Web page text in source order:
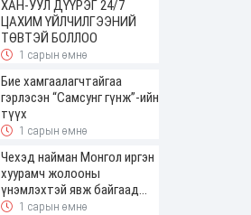
ХАН-УУЛ ДҮҮРЭГ 24/7
ЦАХИМ ҮЙЛЧИЛГЭЭНИЙ
ТӨВТЭЙ БОЛЛОО
1 сарын өмнө
Бие хамгаалагчтайгаа
гэрлэсэн “Самсунг гүнж”-ийн
түүх
1 сарын өмнө
Чехэд найман Монгол иргэн
хуурамч жолооны
үнэмлэхтэй явж байгаад
баригджээ
1 сарын өмнө